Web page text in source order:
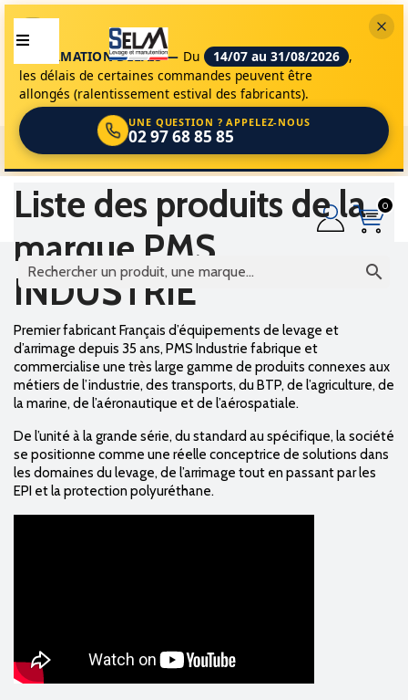
INFORMATION DÉLAIS — Du 14/07 au 31/08/2026 ,
les délais de certaines commandes peuvent être
allongés (ralentissement estival des fabricants).
UNE QUESTION ? APPELEZ-NOUS
02 97 68 85 85
0

selm marques pms industrie
Liste des produits de la
marque PMS
INDUSTRIE
Premier fabricant Français d’équipements de levage et
d’arrimage depuis 35 ans, PMS Industrie fabrique et
commercialise une très large gamme de produits connexes aux
métiers de l’industrie, des transports, du BTP, de l’agriculture, de
la marine, de l’aéronautique et de l’aérospatiale.
De l’unité à la grande série, du standard au spécifique, la société
se positionne comme une réelle conceptrice de solutions dans
les domaines du levage, de l’arrimage tout en passant par les
EPI et la protection polyuréthane.